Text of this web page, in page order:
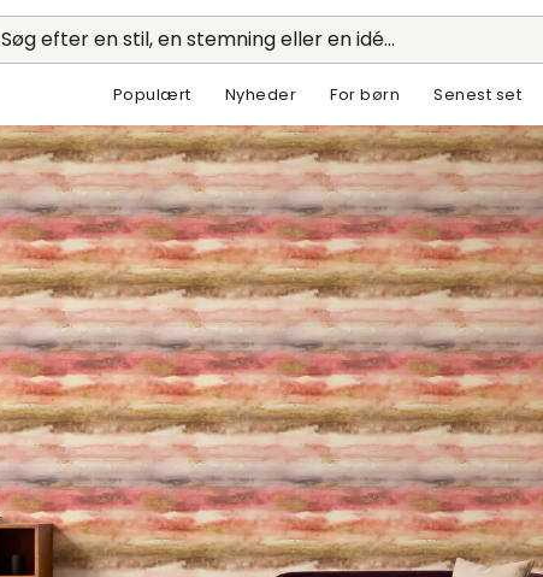
Søg efter en stil, en stemning eller en idé...
Populært Nyheder For børn Senest set